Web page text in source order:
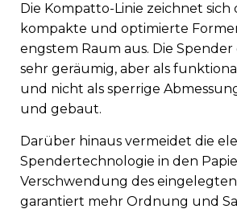
Die Kompatto-Linie zeichnet sich
kompakte und optimierte
engstem Raum aus. Die Spender
sehr geräumig, aber als
und nicht als sperrige
und gebaut.
Darüber hinaus vermeidet die
Spendertechnologie in den
Verschwendung des
garantiert mehr Ordnung und